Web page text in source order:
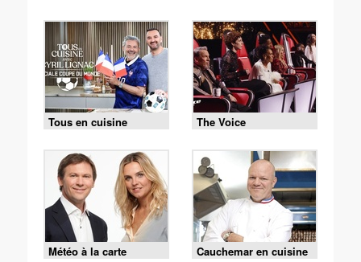
aujourd'hui
Tous en cuisine The Voice
Météo à la carte Cauchemar en cuisine